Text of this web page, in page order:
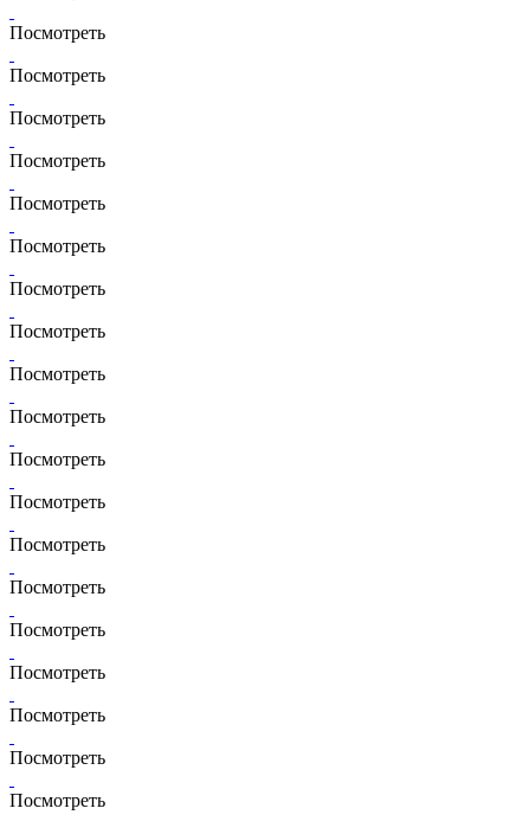
Посмотреть
Посмотреть
Посмотреть
Посмотреть
Посмотреть
Посмотреть
Посмотреть
Посмотреть
Посмотреть
Посмотреть
Посмотреть
Посмотреть
Посмотреть
Посмотреть
Посмотреть
Посмотреть
Посмотреть
Посмотреть
Посмотреть